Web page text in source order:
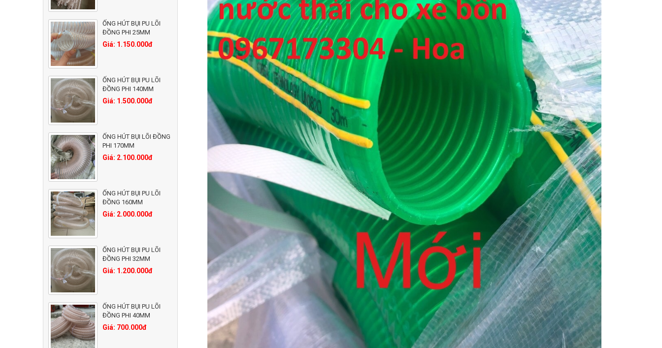
ỐNG HÚT BỤI PU LÕI
ĐỒNG PHI 25MM
Giá: 1.150.000đ
ỐNG HÚT BỤI PU LÕI
ĐỒNG PHI 140MM
Giá: 1.500.000đ
ỐNG HÚT BỤI LÕI ĐỒNG
PHI 170MM
Giá: 2.100.000đ
ỐNG HÚT BỤI PU LÕI
ĐỒNG 160MM
Giá: 2.000.000đ
ỐNG HÚT BỤI PU LÕI
ĐỒNG PHI 32MM
Giá: 1.200.000đ
ỐNG HÚT BỤI PU LÕI
ĐỒNG PHI 40MM
Giá: 700.000đ